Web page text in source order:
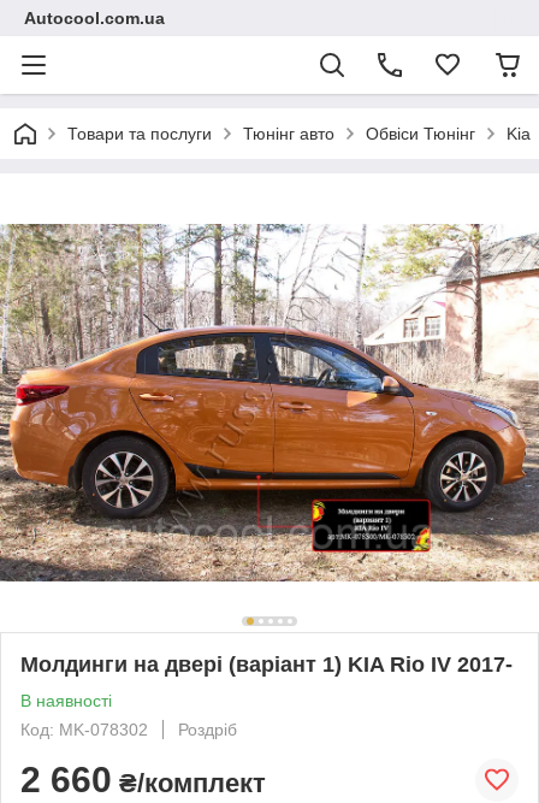
Autocool.com.ua
Товари та послуги Тюнінг авто Обвіси Тюнінг Kia
Молдинги на двері (варіант 1) KIA Rio IV 2017-
В наявності
Код: MK-078302
Роздріб
2 660 ₴/комплект